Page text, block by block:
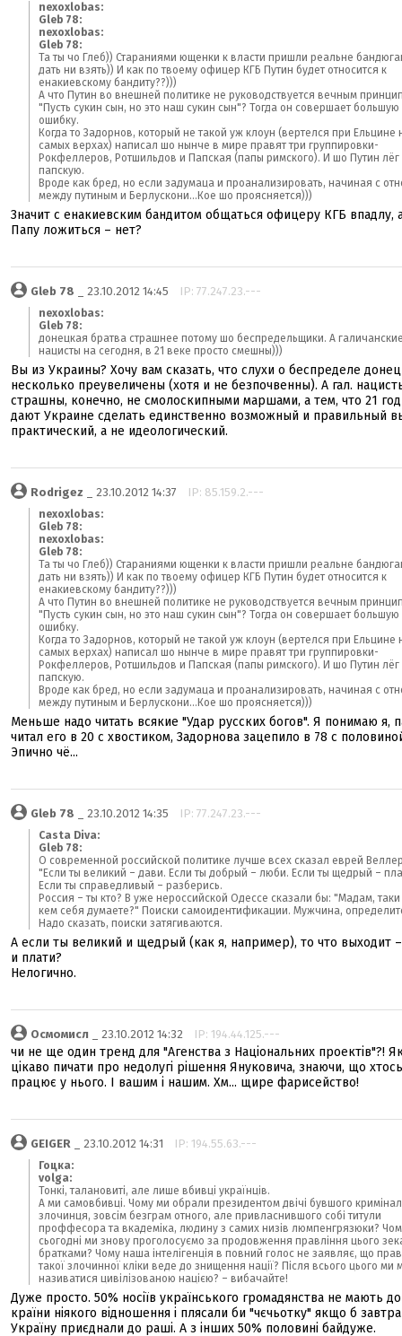
nexoxlobas:
Gleb 78:
nexoxlobas:
Gleb 78:
Та ты чо Глеб)) Стараниями ющенки к власти пришли реальне
дать ни взять)) И как по твоему офицер КГБ Путин будет относится к
енакиевскому бандиту??)))
А что Путин во внешней политике не руководствуется вечным
"Пусть сукин сын, но это наш сукин сын"? Тогда он совершает большую
ошибку.
Когда то Задорнов, который не такой уж клоун (вертелся при Ельцине
самых верхах) написал шо нынче в мире правят три группировки-
Рокфеллеров, Ротшильдов и Папская (папы римского). И шо Путин лёг
папскую.
Вроде как бред, но если задумаца и проанализировать, начиная с
между путиным и Берлускони...Кое шо проясняется)))
Значит с енакиевским бандитом общаться офицеру КГБ впадлу,
Папу ложиться – нет?
Gleb 78 _ 23.10.2012 14:45 IP: 77.247.23.---
nexoxlobas:
Gleb 78:
донецкая братва страшнее потому шо беспредельщики. А
нацисты на сегодня, в 21 веке просто смешны)))
Вы из Украины? Хочу вам сказать, что слухи о беспределе
несколько преувеличены (хотя и не безпочвенны). А гал.
страшны, конечно, не смолоскипными маршами, а тем, что 21
дают Украине сделать единственно возможный и правильный
практический, а не идеологический.
Rodrigez _ 23.10.2012 14:37 IP: 85.159.2.---
nexoxlobas:
Gleb 78:
nexoxlobas:
Gleb 78:
Та ты чо Глеб)) Стараниями ющенки к власти пришли реальне
дать ни взять)) И как по твоему офицер КГБ Путин будет относится к
енакиевскому бандиту??)))
А что Путин во внешней политике не руководствуется вечным
"Пусть сукин сын, но это наш сукин сын"? Тогда он совершает большую
ошибку.
Когда то Задорнов, который не такой уж клоун (вертелся при Ельцине
самых верхах) написал шо нынче в мире правят три группировки-
Рокфеллеров, Ротшильдов и Папская (папы римского). И шо Путин лёг
папскую.
Вроде как бред, но если задумаца и проанализировать, начиная с
между путиным и Берлускони...Кое шо проясняется)))
Меньше надо читать всякие "Удар русских богов". Я понимаю я,
читал его в 20 с хвостиком, Задорнова зацепило в 78 с
Эпично чё...
Gleb 78 _ 23.10.2012 14:35 IP: 77.247.23.---
Casta Diva:
Gleb 78:
О современной российской политике лучше всех сказал еврей
"Если ты великий – дави. Если ты добрый – люби. Если ты щедрый –
Если ты справедливый – разберись.
Россия – ты кто? В уже нероссийской Одессе сказали бы: "Мадам,
кем себя думаете?" Поиски самоидентификации. Мужчина,
Надо сказать, поиски затягиваются.
А если ты великий и щедрый (как я, например), то что выходит
и плати?
Нелогично.
Осмомисл _ 23.10.2012 14:32 IP: 194.44.125.---
чи не ще один тренд для "Агенства з Національних проектів"?!
цікаво пичати про недолугі рішення Януковича, знаючи, що хтось
працює у нього. І вашим і нашим. Хм... щире фарисейство!
GEIGER _ 23.10.2012 14:31 IP: 194.55.63.---
Гоцка:
volga:
Тонкі, талановиті, але лише вбивці українців.
А ми самовбивці. Чому ми обрали президентом двічі бувшого
злочинця, зовсім безграм отного, але привласнившого собі титули
проффесора та вкадеміка, людину з самих низів люмпенгрязюки?
сьогодні ми знову проголосуємо за продовження правління цього
братками? Чому наша інтелігенція в повний голос не заявляє, що
такої злочинної кліки веде до знищення нації? Після всього цього ми
називатися цивілізованою нацією? – вибачайте!
Дуже просто. 50% носіїв українського громадянства не мають до
країни ніякого відношення і плясали би "чєчьотку" якщо б завтра
Україну приєднали до раші. А з інших 50% половині байдуже.